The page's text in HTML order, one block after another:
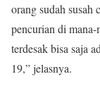
orang sudah susah
pencurian di
terdesak bisa saja
19,” jelasnya.